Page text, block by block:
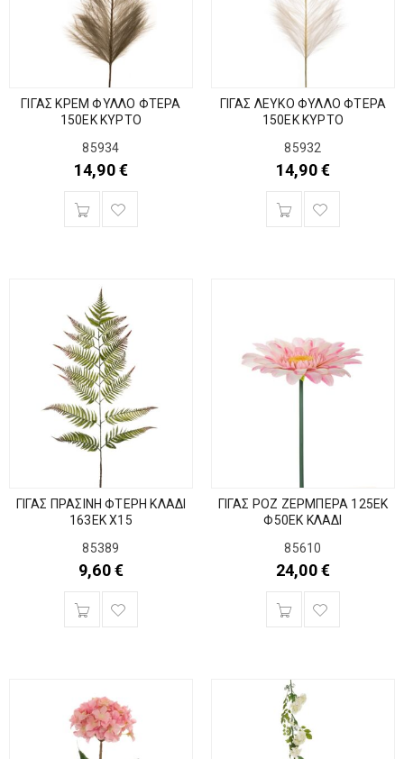
ΓΙΓΑΣ ΚΡΕΜ ΦΥΛΛΟ ΦΤΕΡΑ
150ΕΚ ΚΥΡΤΟ
85934
14,90€
ΓΙΓΑΣ ΛΕΥΚΟ ΦΥΛΛΟ ΦΤΕΡΑ
150ΕΚ ΚΥΡΤΟ
85932
14,90€
ΓΙΓΑΣ ΠΡΑΣΙΝΗ ΦΤΕΡΗ ΚΛΑΔΙ
163ΕΚ Χ15
85389
9,60€
ΓΙΓΑΣ ΡΟΖ ΖΕΡΜΠΕΡΑ 125ΕΚ
Φ50ΕΚ ΚΛΑΔΙ
85610
24,00€